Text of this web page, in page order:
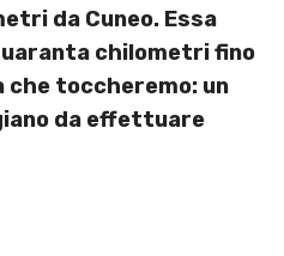
da Cuneo. Essa
chilometri fino
che toccheremo: un
da effettuare